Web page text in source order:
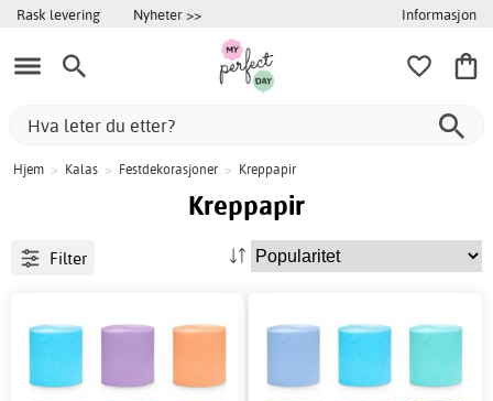
Rask levering Nyheter >> Informasjon
Hjem > Kalas > Festdekorasjoner > Kreppapir
Kreppapir
Filter